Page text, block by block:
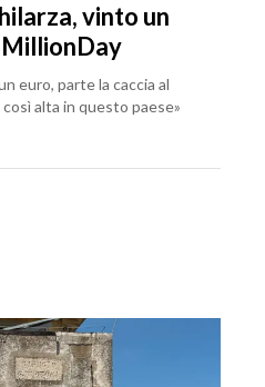
vinto un
MillionDay
euro, parte la caccia al
alta in questo paese»